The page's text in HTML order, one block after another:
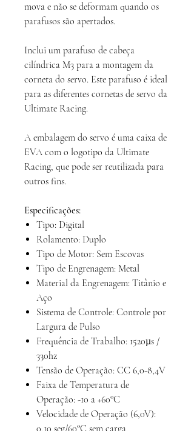
mova e não se deformam quando os
parafusos são apertados.
Inclui um parafuso de cabeça
cilíndrica M3 para a montagem da
corneta do servo. Este parafuso é ideal
para as diferentes cornetas de servo da
Ultimate Racing.
A embalagem do servo é uma caixa de
EVA com o logotipo da Ultimate
Racing, que pode ser reutilizada para
outros fins.
Especificações:
Tipo: Digital
Rolamento: Duplo
Tipo de Motor: Sem Escovas
Tipo de Engrenagem: Metal
Material da Engrenagem: Titânio e
Aço
Sistema de Controle: Controle por
Largura de Pulso
Frequência de Trabalho: 1520µs /
330hz
Tensão de Operação: CC 6,0-8,4V
Faixa de Temperatura de
Operação: -10 a +60°C
Velocidade de Operação (6,0V):